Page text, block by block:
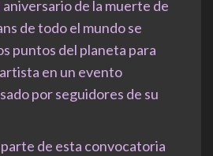
de la muerte de
de todo el mundo se
puntos del planeta para
en un evento
por seguidores de su
de esta convocatoria